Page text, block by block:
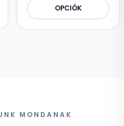
OPCIÓK
MONDANAK